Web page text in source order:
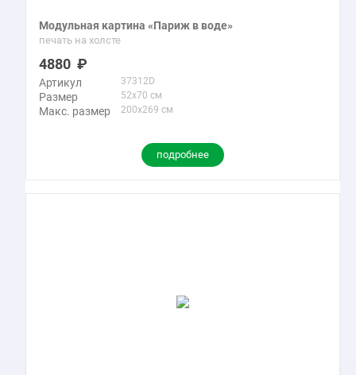
Модульная картина «Париж в воде»
печать на холсте
4880
Артикул 37312D
Размер 52x70 см
Макс. размер 200x269 см
подробнее